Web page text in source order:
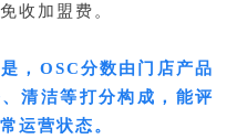
收加盟费。
，OSC分数由门店产品
清洁等打分构成，能评
运营状态。